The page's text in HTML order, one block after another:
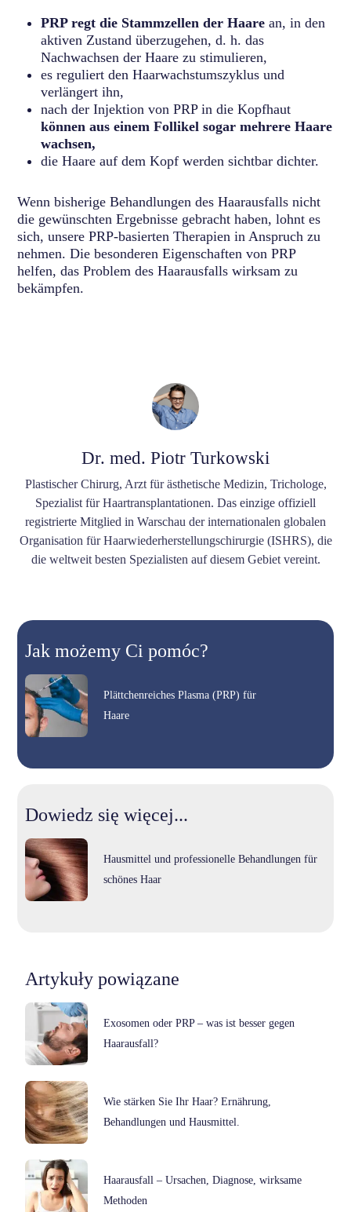
PRP regt die Stammzellen der Haare an, in den
aktiven Zustand überzugehen, d. h. das
Nachwachsen der Haare zu stimulieren,
es reguliert den Haarwachstumszyklus und
verlängert ihn,
nach der Injektion von PRP in die Kopfhaut
können aus einem Follikel sogar mehrere Haare
wachsen,
die Haare auf dem Kopf werden sichtbar dichter.
Wenn bisherige Behandlungen des Haarausfalls nicht
die gewünschten Ergebnisse gebracht haben, lohnt es
sich, unsere PRP-basierten Therapien in Anspruch zu
nehmen. Die besonderen Eigenschaften von PRP
helfen, das Problem des Haarausfalls wirksam zu
bekämpfen.
Dr. med. Piotr Turkowski
Plastischer Chirurg, Arzt für ästhetische Medizin, Trichologe,
Spezialist für Haartransplantationen. Das einzige offiziell
registrierte Mitglied in Warschau der internationalen globalen
Organisation für Haarwiederherstellungschirurgie (ISHRS), die
die weltweit besten Spezialisten auf diesem Gebiet vereint.
Jak możemy Ci pomóc?
Plättchenreiches Plasma (PRP) für
Haare
Dowiedz się więcej...
Hausmittel und professionelle Behandlungen für
schönes Haar
Artykuły powiązane
Exosomen oder PRP – was ist besser gegen
Haarausfall?
Wie stärken Sie Ihr Haar? Ernährung,
Behandlungen und Hausmittel.
Haarausfall – Ursachen, Diagnose, wirksame
Methoden